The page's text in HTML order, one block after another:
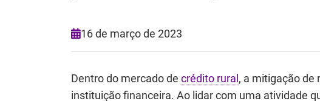
16 de março de 2023
Dentro do mercado de crédito rural , a mitigação de
instituição financeira. Ao lidar com uma atividade